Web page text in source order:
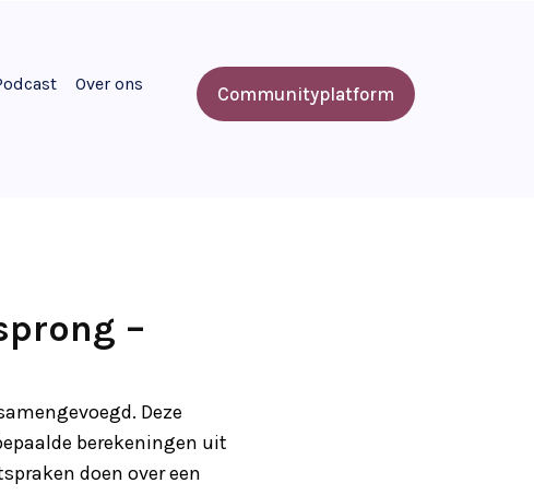
Over ons Communityplatform
–
Deze
berekeningen uit
doen over een